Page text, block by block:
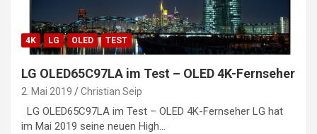
4K LG OLED TEST
LG OLED65C97LA im Test – OLED 4K-Fernseher
2. Mai 2019 Christian Seip
LG OLED65C97LA im Test – OLED 4K-Fernseher LG hat
im Mai 2019 seine neuen High…